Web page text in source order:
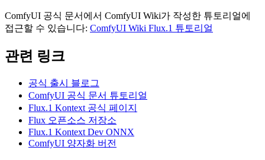
ComfyUI 공식 문서에서 ComfyUI Wiki가 작성한 튜토리얼에
접근할 수 있습니다: ComfyUI Wiki Flux.1 튜토리얼
관련 링크
공식 출시 블로그
ComfyUI 공식 문서 튜토리얼
Flux.1 Kontext 공식 페이지
Flux 오픈소스 저장소
Flux.1 Kontext Dev ONNX
ComfyUI 양자화 버전